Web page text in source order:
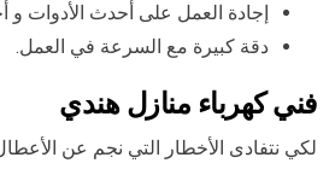
إجادة العمل على أحدث الأدوات و
دقة كبيرة مع السرعة في العمل.
فني كهرباء منازل هندي
لكي نتفادى الأخطار التي نجم عن الأعطال